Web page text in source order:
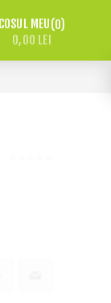
COSUL MEU 0
0,00 LEI